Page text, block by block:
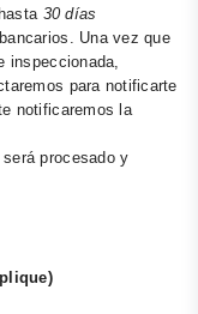
30 días
Una vez que
inspeccionada,
para notificarte
notificaremos la
procesado y